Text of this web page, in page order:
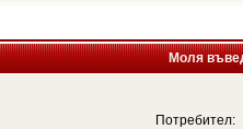
Моля
Потребител: